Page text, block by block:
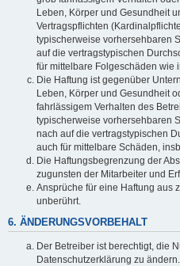
Leben, Körper und Gesundheit
Vertragspflichten
typischerweise vorhersehbaren
auf die vertragstypischen
für mittelbare Folgeschäden wie
Die Haftung ist gegenüber
Leben, Körper und Gesundheit
fahrlässigem Verhalten des
typischerweise vorhersehbaren
nach auf die vertragstypischen
auch für mittelbare Schäden,
Die Haftungsbegrenzung der
zugunsten der Mitarbeiter und
Ansprüche für eine Haftung aus
unberührt.
6. ÄNDERUNGSVORBEHALT
Der Betreiber ist berechtigt, die
Datenschutzerklärung zu